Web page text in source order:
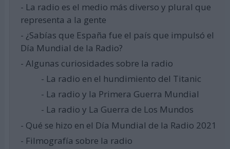
- La radio es el medio más diverso y plural que
representa a la gente
- ¿Sabías que España fue el país que impulsó el
Día Mundial de la Radio?
- Algunas curiosidades sobre la radio
- La radio en el hundimiento del Titanic
- La radio y la Primera Guerra Mundial
- La radio y La Guerra de Los Mundos
- Qué se hizo en el Día Mundial de la Radio 2021
- Filmografía sobre la radio